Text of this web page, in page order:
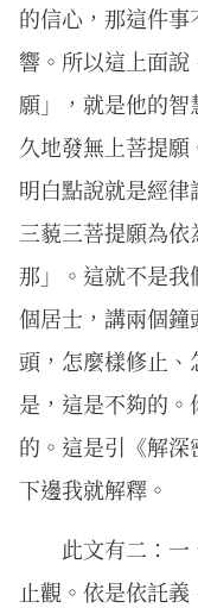
的信心，那這件
響。所以這上面
願」，就是他的
久地發無上菩提願
明白點說就是經
三藐三菩提願為
那」。這就不是
個居士，講兩個
頭，怎麼樣修止
是，這是不夠的
的。這是引《解深
下邊我就解釋。
此文有二：
止觀。依是依託